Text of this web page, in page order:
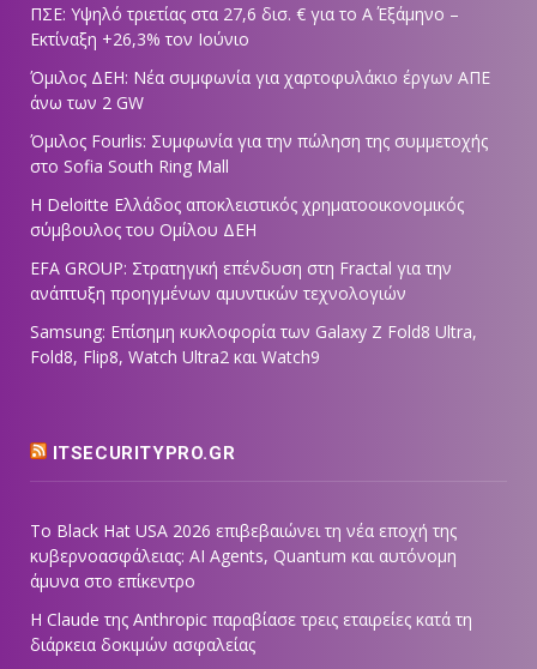
ΠΣΕ: Υψηλό τριετίας στα 27,6 δισ. € για το Α΄ Εξάμηνο –
Εκτίναξη +26,3% τον Ιούνιο
Όμιλος ΔΕΗ: Νέα συμφωνία για χαρτοφυλάκιο έργων ΑΠΕ
άνω των 2 GW
Όμιλος Fourlis: Συμφωνία για την πώληση της συμμετοχής
στο Sofia South Ring Mall
Η Deloitte Ελλάδος αποκλειστικός χρηματοοικονομικός
σύμβουλος του Ομίλου ΔΕΗ
EFA GROUP: Στρατηγική επένδυση στη Fractal για την
ανάπτυξη προηγμένων αμυντικών τεχνολογιών
Samsung: Επίσημη κυκλοφορία των Galaxy Z Fold8 Ultra,
Fold8, Flip8, Watch Ultra2 και Watch9
ITSECURITYPRO.GR
Το Black Hat USA 2026 επιβεβαιώνει τη νέα εποχή της
κυβερνοασφάλειας: AI Agents, Quantum και αυτόνομη
άμυνα στο επίκεντρο
Η Claude της Anthropic παραβίασε τρεις εταιρείες κατά τη
διάρκεια δοκιμών ασφαλείας